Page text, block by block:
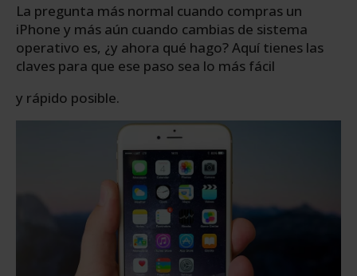
La pregunta más normal cuando compras un
iPhone y más aún cuando cambias de sistema
operativo es, ¿y ahora qué hago? Aquí tienes las
claves para que ese paso sea lo más fácil
y rápido posible.